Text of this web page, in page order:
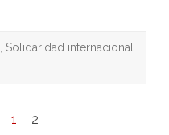
Solidaridad internacional
1 2